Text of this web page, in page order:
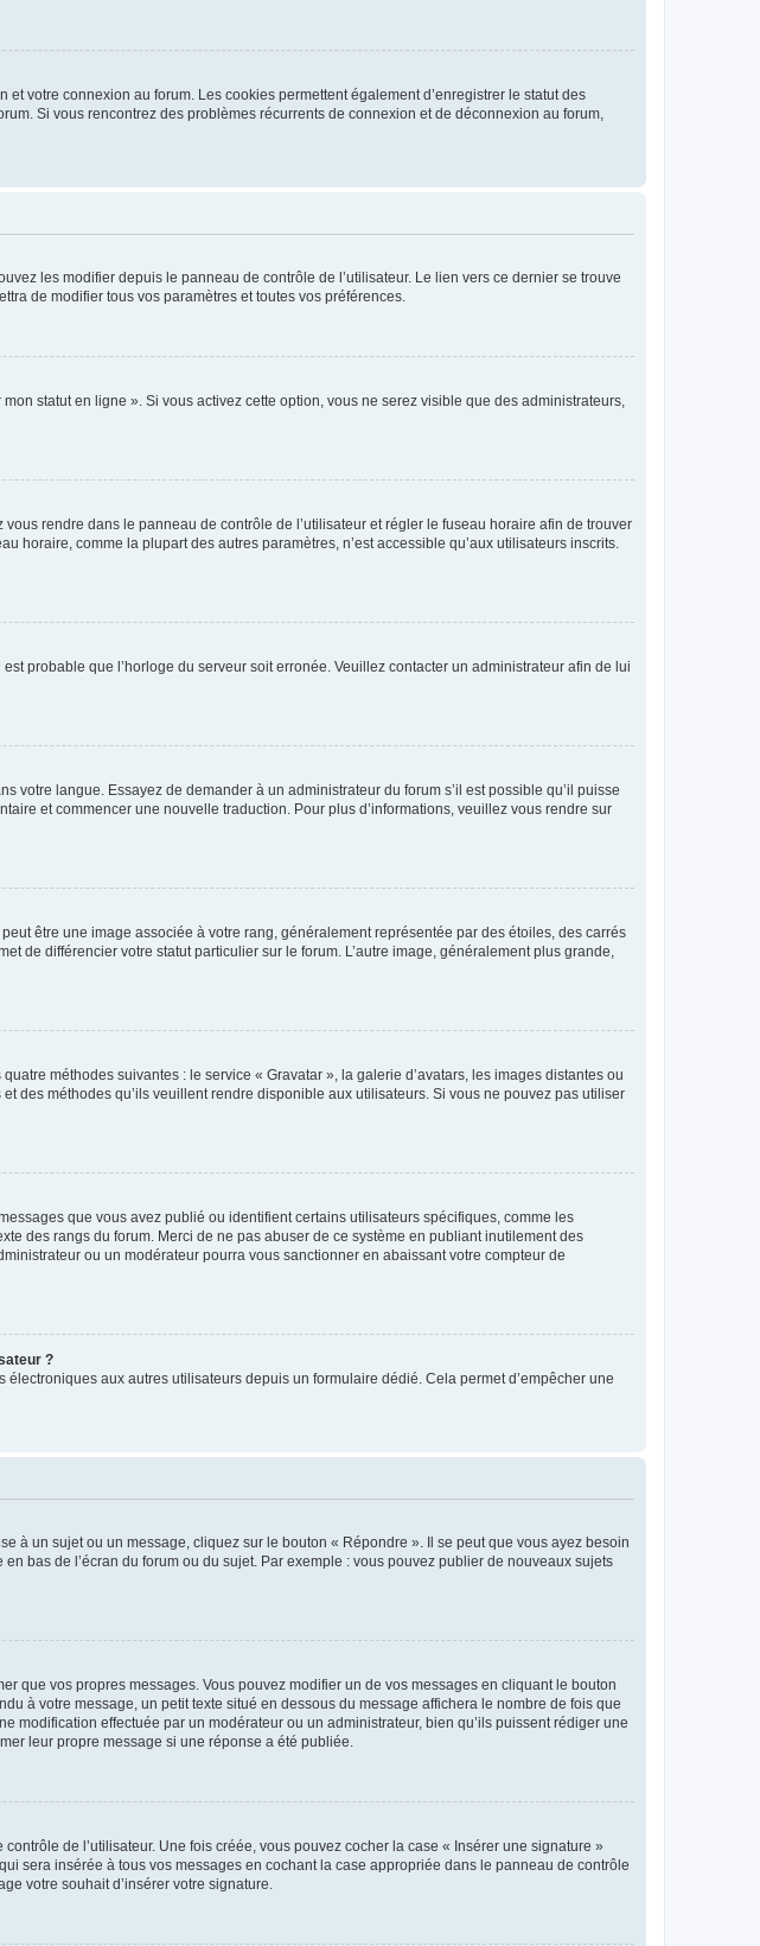
votre connexion au forum. Les cookies permettent également d’enregistrer le statut des
Si vous rencontrez des problèmes récurrents de connexion et de déconnexion au forum,
les modifier depuis le panneau de contrôle de l’utilisateur. Le lien vers ce dernier se trouve
de modifier tous vos paramètres et toutes vos préférences.
statut en ligne ». Si vous activez cette option, vous ne serez visible que des administrateurs,
rendre dans le panneau de contrôle de l’utilisateur et régler le fuseau horaire afin de trouver
horaire, comme la plupart des autres paramètres, n’est accessible qu’aux utilisateurs inscrits.
probable que l’horloge du serveur soit erronée. Veuillez contacter un administrateur afin de lui
votre langue. Essayez de demander à un administrateur du forum s’il est possible qu’il puisse
et commencer une nouvelle traduction. Pour plus d’informations, veuillez vous rendre sur
être une image associée à votre rang, généralement représentée par des étoiles, des carrés
de différencier votre statut particulier sur le forum. L’autre image, généralement plus grande,
méthodes suivantes : le service « Gravatar », la galerie d’avatars, les images distantes ou
des méthodes qu’ils veuillent rendre disponible aux utilisateurs. Si vous ne pouvez pas utiliser
que vous avez publié ou identifient certains utilisateurs spécifiques, comme les
des rangs du forum. Merci de ne pas abuser de ce système en publiant inutilement des
ou un modérateur pourra vous sanctionner en abaissant votre compteur de
?
aux autres utilisateurs depuis un formulaire dédié. Cela permet d’empêcher une
à un sujet ou un message, cliquez sur le bouton « Répondre ». Il se peut que vous ayez besoin
bas de l’écran du forum ou du sujet. Par exemple : vous pouvez publier de nouveaux sujets
que vos propres messages. Vous pouvez modifier un de vos messages en cliquant le bouton
à votre message, un petit texte situé en dessous du message affichera le nombre de fois que
modification effectuée par un modérateur ou un administrateur, bien qu’ils puissent rédiger une
leur propre message si une réponse a été publiée.
de l’utilisateur. Une fois créée, vous pouvez cocher la case « Insérer une signature »
sera insérée à tous vos messages en cochant la case appropriée dans le panneau de contrôle
votre souhait d’insérer votre signature.